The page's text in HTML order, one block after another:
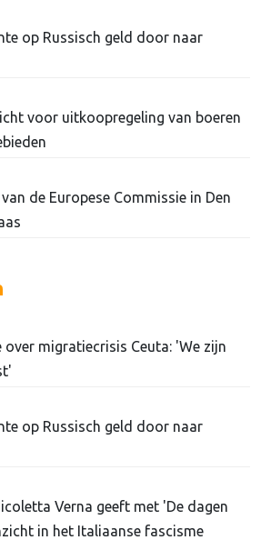
op Russisch geld door naar
voor uitkoopregeling van boeren
de Europese Commissie in Den
over migratiecrisis Ceuta: 'We zijn
op Russisch geld door naar
Verna geeft met 'De dagen
in het Italiaanse fascisme